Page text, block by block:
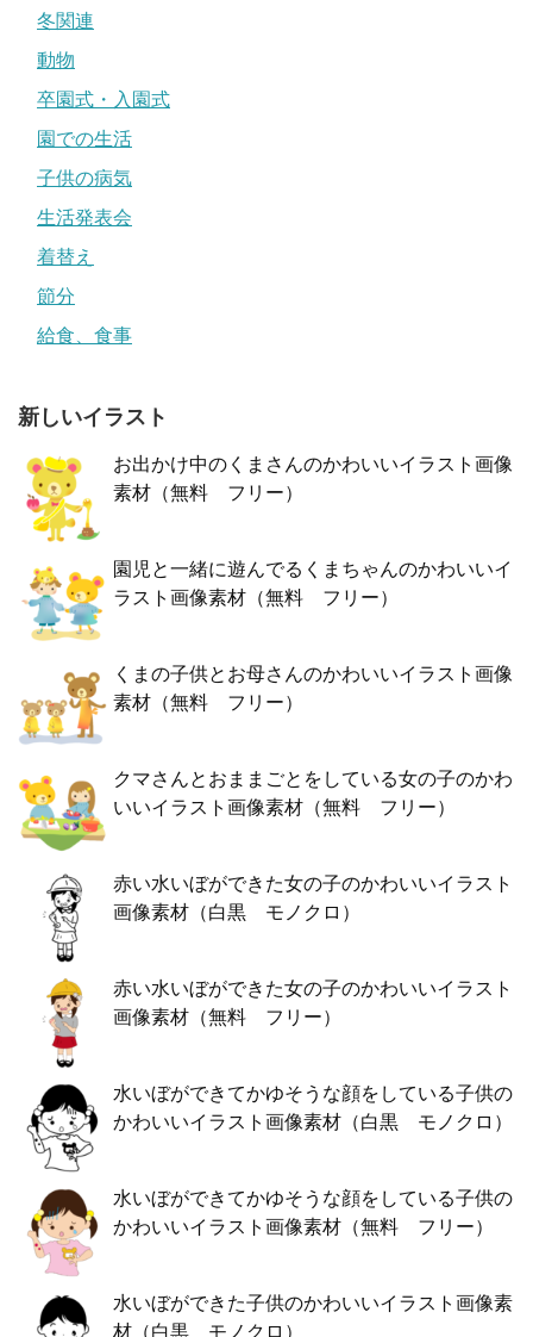
冬関連
動物
卒園式・入園式
園での生活
子供の病気
生活発表会
着替え
節分
給食、食事
新しいイラスト
お出かけ中のくまさんのかわいいイラスト画像
素材（無料 フリー）
園児と一緒に遊んでるくまちゃんのかわいいイ
ラスト画像素材（無料 フリー）
くまの子供とお母さんのかわいいイラスト画像
素材（無料 フリー）
クマさんとおままごとをしている女の子のかわ
いいイラスト画像素材（無料 フリー）
赤い水いぼができた女の子のかわいいイラスト
画像素材（白黒 モノクロ）
赤い水いぼができた女の子のかわいいイラスト
画像素材（無料 フリー）
水いぼができてかゆそうな顔をしている子供の
かわいいイラスト画像素材（白黒 モノクロ）
水いぼができてかゆそうな顔をしている子供の
かわいいイラスト画像素材（無料 フリー）
水いぼができた子供のかわいいイラスト画像素
材（白黒 モノクロ）